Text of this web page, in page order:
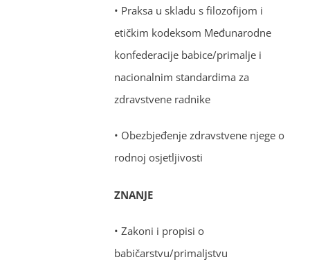
• Praksa u skladu s filozofijom i
etičkim kodeksom Međunarodne
konfederacije babice/primalje i
nacionalnim standardima za
zdravstvene radnike
• Obezbjeđenje zdravstvene njege o
rodnoj osjetljivosti
ZNANJE
• Zakoni i propisi o
babičarstvu/primaljstvu